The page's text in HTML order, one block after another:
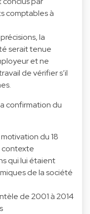
comptables à
la
serait tenue
et ne
de vérifier s’il
confirmation du
du 18
contexte
qui lui étaient
de la société
de 2001 à 2014